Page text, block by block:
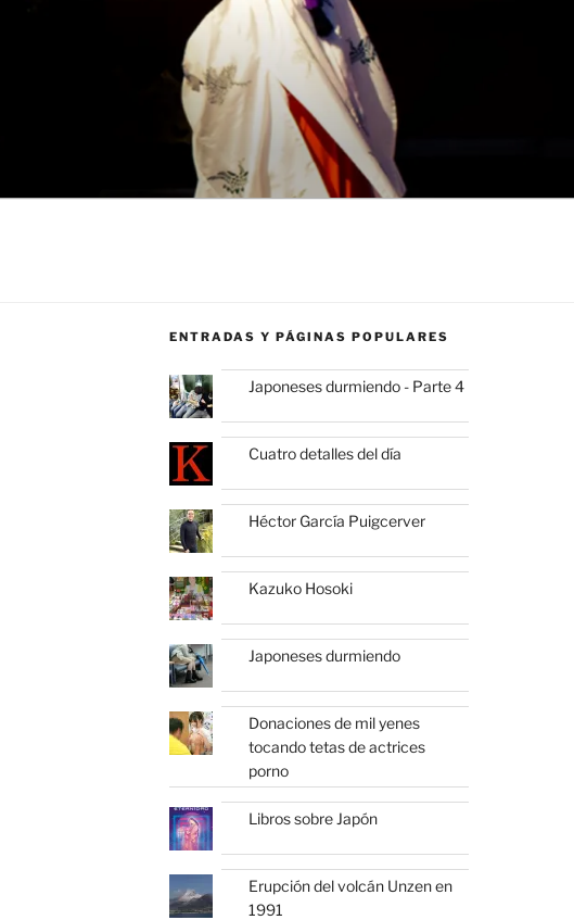
ENTRADAS Y PÁGINAS POPULARES
Japoneses durmiendo - Parte 4
Cuatro detalles del día
Héctor García Puigcerver
Kazuko Hosoki
Japoneses durmiendo
Donaciones de mil yenes
tocando tetas de actrices
porno
Libros sobre Japón
Erupción del volcán Unzen en
1991